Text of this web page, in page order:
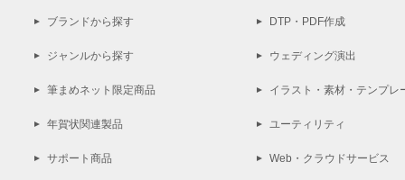
ブランドから探す
ジャンルから探す
筆まめネット限定商品
年賀状関連製品
サポート商品
DTP・PDF作成
ウェディング演出
イラスト・素材・テンプレ
ユーティリティ
Web・クラウドサービス